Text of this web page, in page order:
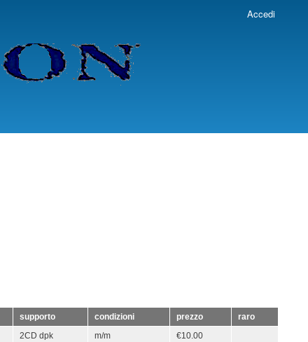
Accedi
supporto condizioni prezzo
raro
2CD dpk m/m €10.00